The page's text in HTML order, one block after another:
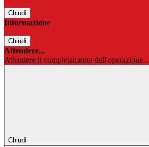
Chiudi
Informazione
Chiudi
Attendere...
Attendere il completamento dell'operazione...
Chiudi